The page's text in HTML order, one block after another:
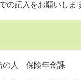
の記入をお願いしま
人 保険年金課